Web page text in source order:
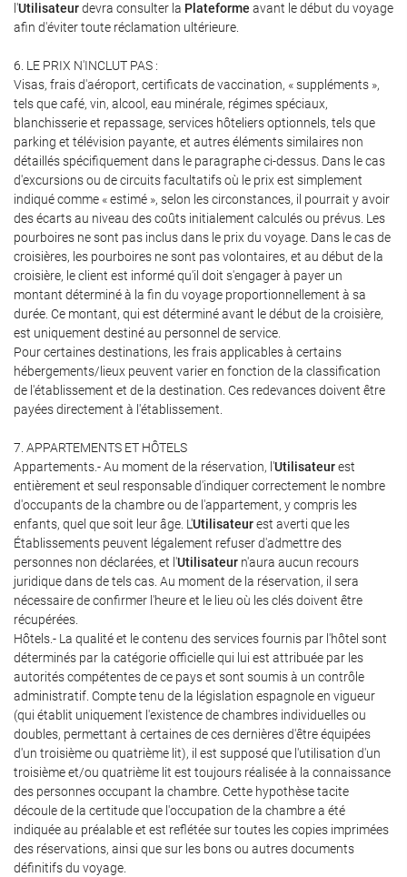
l'Utilisateurdevra consulter la Plateforme avant le début du voyage
afin d'éviter toute réclamation ultérieure.
6. LE PRIX N'INCLUT PAS :
Visas, frais d'aéroport, certificats de vaccination, « suppléments »,
tels que café, vin, alcool, eau minérale, régimes spéciaux,
blanchisserie et repassage, services hôteliers optionnels, tels que
parking et télévision payante, et autres éléments similaires non
détaillés spécifiquement dans le paragraphe ci-dessus. Dans le cas
d'excursions ou de circuits facultatifs où le prix est simplement
indiqué comme « estimé », selon les circonstances, il pourrait y avoir
des écarts au niveau des coûts initialement calculés ou prévus. Les
pourboires ne sont pas inclus dans le prix du voyage. Dans le cas de
croisières, les pourboires ne sont pas volontaires, et au début de la
croisière, le client est informé qu'il doit s'engager à payer un
montant déterminé à la fin du voyage proportionnellement à sa
durée. Ce montant, qui est déterminé avant le début de la croisière,
est uniquement destiné au personnel de service.
Pour certaines destinations, les frais applicables à certains
hébergements/lieux peuvent varier en fonction de la classification
de l'établissement et de la destination. Ces redevances doivent être
payées directement à l'établissement.
7. APPARTEMENTS ET HÔTELS
Appartements.- Au moment de la réservation, l'Utilisateurest
entièrement et seul responsable d'indiquer correctement le nombre
d'occupants de la chambre ou de l'appartement, y compris les
enfants, quel que soit leur âge. L'Utilisateurest averti que les
Établissements peuvent légalement refuser d'admettre des
personnes non déclarées, et l'Utilisateur n'aura aucun recours
juridique dans de tels cas. Au moment de la réservation, il sera
nécessaire de confirmer l'heure et le lieu où les clés doivent être
récupérées.
Hôtels.- La qualité et le contenu des services fournis par l'hôtel sont
déterminés par la catégorie officielle qui lui est attribuée par les
autorités compétentes de ce pays et sont soumis à un contrôle
administratif. Compte tenu de la législation espagnole en vigueur
(qui établit uniquement l'existence de chambres individuelles ou
doubles, permettant à certaines de ces dernières d'être équipées
d'un troisième ou quatrième lit), il est supposé que l'utilisation d'un
troisième et/ou quatrième lit est toujours réalisée à la connaissance
des personnes occupant la chambre. Cette hypothèse tacite
découle de la certitude que l'occupation de la chambre a été
indiquée au préalable et est reflétée sur toutes les copies imprimées
des réservations, ainsi que sur les bons ou autres documents
définitifs du voyage.